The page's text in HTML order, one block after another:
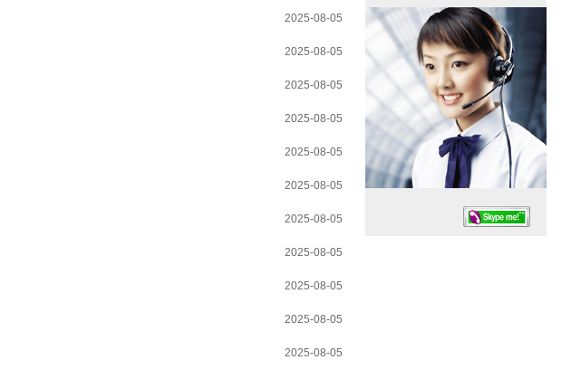
2025-08-05
2025-08-05
2025-08-05
2025-08-05
2025-08-05
2025-08-05
2025-08-05
2025-08-05
2025-08-05
2025-08-05
2025-08-05